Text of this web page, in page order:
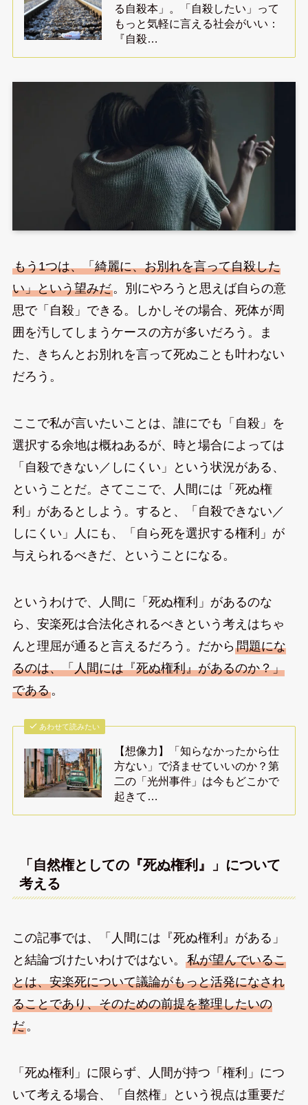
る自殺本」。「自殺したい」って
もっと気軽に言える社会がいい：
『自殺…
もう1つは、「綺麗に、お別れを言って自殺した
い」という望みだ。別にやろうと思えば自らの意
思で「自殺」できる。しかしその場合、死体が周
囲を汚してしまうケースの方が多いだろう。ま
た、きちんとお別れを言って死ぬことも叶わない
だろう。
ここで私が言いたいことは、誰にでも「自殺」を
選択する余地は概ねあるが、時と場合によっては
「自殺できない／しにくい」という状況がある、
ということだ。さてここで、人間には「死ぬ権
利」があるとしよう。すると、「自殺できない／
しにくい」人にも、「自ら死を選択する権利」が
与えられるべきだ、ということになる。
というわけで、人間に「死ぬ権利」があるのな
ら、安楽死は合法化されるべきという考えはちゃ
んと理屈が通ると言えるだろう。だから問題にな
るのは、「人間には『死ぬ権利』があるのか？」
である。
あわせて読みたい
【想像力】「知らなかったから仕
方ない」で済ませていいのか？第
二の「光州事件」は今もどこかで
起きて…
「自然権としての『死ぬ権利』」について
考える
この記事では、「人間には『死ぬ権利』がある」
と結論づけたいわけではない。 私が望んでいるこ
とは、安楽死について議論がもっと活発になされ
ることであり、そのための前提を整理したいの
だ。
「死ぬ権利」に限らず、人間が持つ「権利」につ
いて考える場合、「自然権」という視点は重要だ